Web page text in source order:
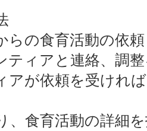
の食育活動の依頼
ィアと連絡、調整
が依頼を受ければ
育活動の詳細を